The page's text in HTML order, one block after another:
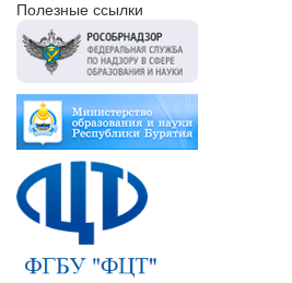
Полезные ссылки